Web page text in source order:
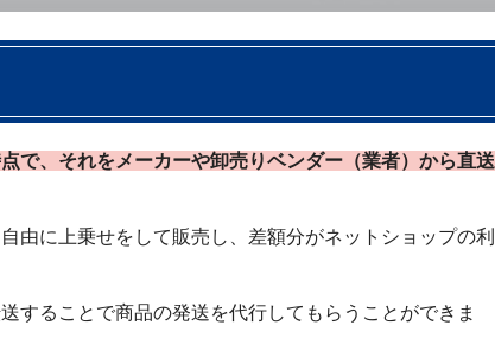
で、それをメーカーや卸売りベンダー（業者）から直送
由に上乗せをして販売し、差額分がネットショップの利
することで商品の発送を代行してもらうことができま